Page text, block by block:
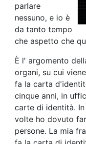
parlare
nessuno, e io è
da tanto tempo
che aspetto che
È l' argomento
organi, su cui
fa la carta
cinque anni, in
carte di identità.
volte ho dovuto
persone. La mia